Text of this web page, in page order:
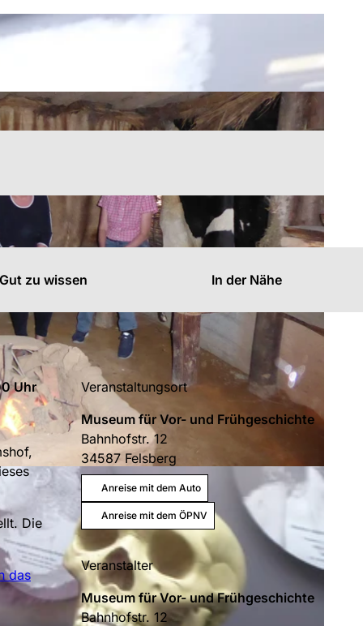
Gut zu wissen In der Nähe
Uhr
Die
das
Veranstaltungsort
Museum für Vor- und Frühgeschichte
Bahnhofstr. 12
34587 Felsberg
Anreise mit dem Auto
Anreise mit dem ÖPNV
Veranstalter
Museum für Vor- und Frühgeschichte
Bahnhofstr. 12